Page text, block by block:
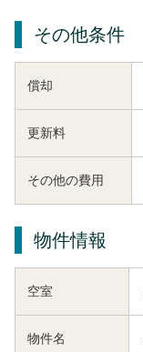
その他条件
償却
更新料
その他の費用
物件情報
空室
物件名